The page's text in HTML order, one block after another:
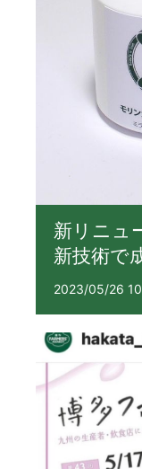
新リニュ
新技術で
2023/05/26